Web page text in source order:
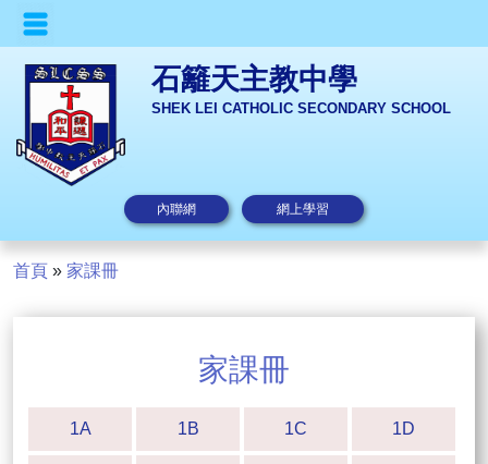
石籬天主教中學
SHEK LEI CATHOLIC SECONDARY SCHOOL
內聯網 網上學習
首頁 » 家課冊
家課冊
1A 1B 1C 1D